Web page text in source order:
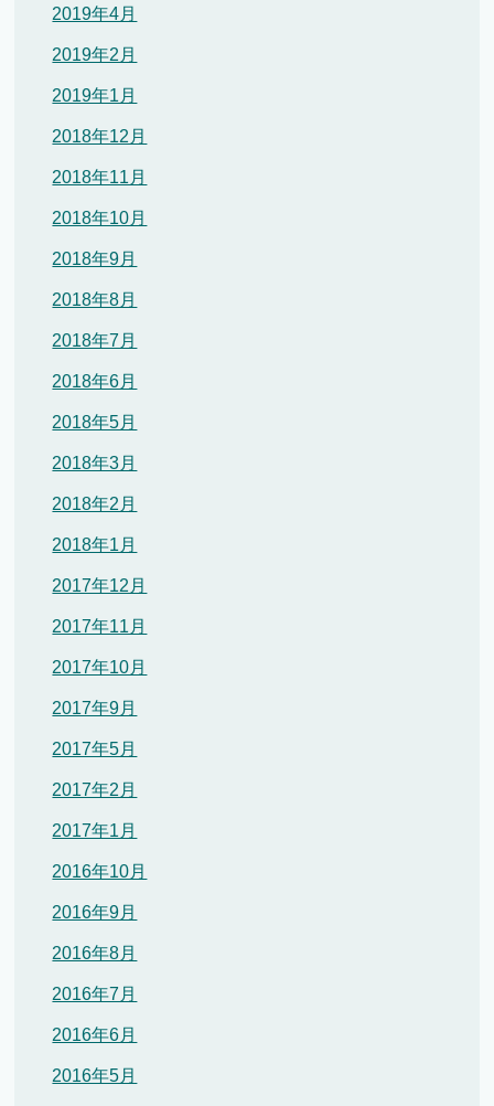
2019年4月
2019年2月
2019年1月
2018年12月
2018年11月
2018年10月
2018年9月
2018年8月
2018年7月
2018年6月
2018年5月
2018年3月
2018年2月
2018年1月
2017年12月
2017年11月
2017年10月
2017年9月
2017年5月
2017年2月
2017年1月
2016年10月
2016年9月
2016年8月
2016年7月
2016年6月
2016年5月